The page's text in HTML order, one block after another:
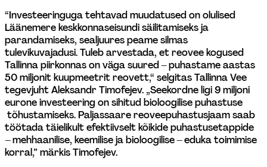
“Investeeringuga tehtavad muudatused on olulised
Läänemere keskkonnaseisundi säilitamiseks ja
parandamiseks, sealjuures peame silmas
tulevikuvajadusi. Tuleb arvestada, et reovee kogused
Tallinna piirkonnas on väga suured – puhastame aastas
50 miljonit kuupmeetrit reovett,“ selgitas Tallinna Vee
tegevjuht Aleksandr Timofejev. „Seekordne ligi 9 miljoni
eurone investeering on sihitud bioloogilise puhastuse
tõhustamiseks. Paljassaare reoveepuhastusjaam saab
töötada täielikult efektiivselt kõikide puhastusetappide
– mehhaanilise, keemilise ja bioloogilise – eduka toimimise
korral,” märkis Timofejev.